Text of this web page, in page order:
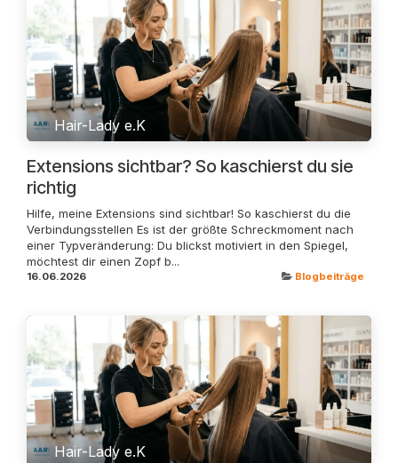
Hair-Lady e.K
Extensions sichtbar? So kaschierst du sie
richtig
Hilfe, meine Extensions sind sichtbar! So kaschierst du die
Verbindungsstellen Es ist der größte Schreckmoment nach
einer Typveränderung: Du blickst motiviert in den Spiegel,
möchtest dir einen Zopf b...
16.06.2026 Blogbeiträge
Hair-Lady e.K